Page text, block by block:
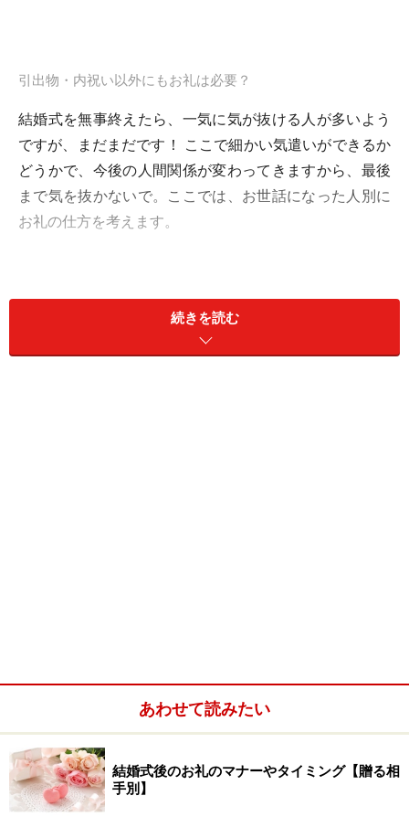
引出物・内祝い以外にもお礼は必要？
結婚式を無事終えたら、一気に気が抜ける人が多いよう
ですが、まだまだです！ ここで細かい気遣いができるか
どうかで、今後の人間関係が変わってきますから、最後
まで気を抜かないで。ここでは、お世話になった人別に
お礼の仕方を考えます。
両家の親・兄弟姉妹には、言葉でお礼を伝え写真を贈る
仲人・媒酌人には、1週間以内にお礼状を
祝電をくれた人には、すぐに電話でお礼を
お世話になったプランナーさんには、お礼状やお土産を
続きを読む
あわせて読みたい
結婚式後のお礼のマナーやタイミング【贈る相
手別】